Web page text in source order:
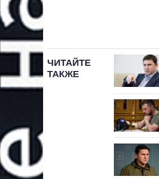
ЧИТАЙТЕ
ТАКЖЕ